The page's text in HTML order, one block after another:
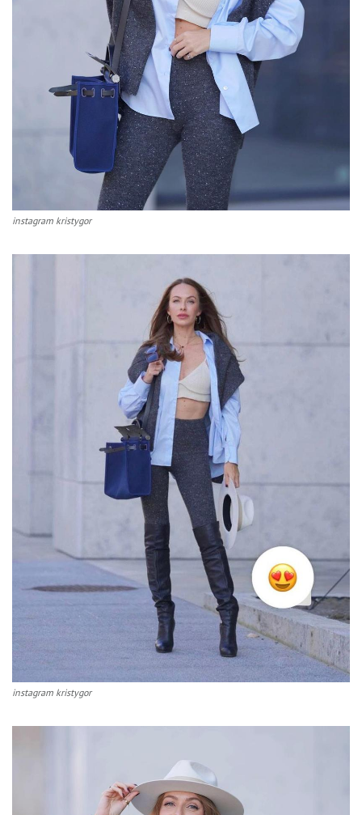
instagram kristygor
instagram kristygor